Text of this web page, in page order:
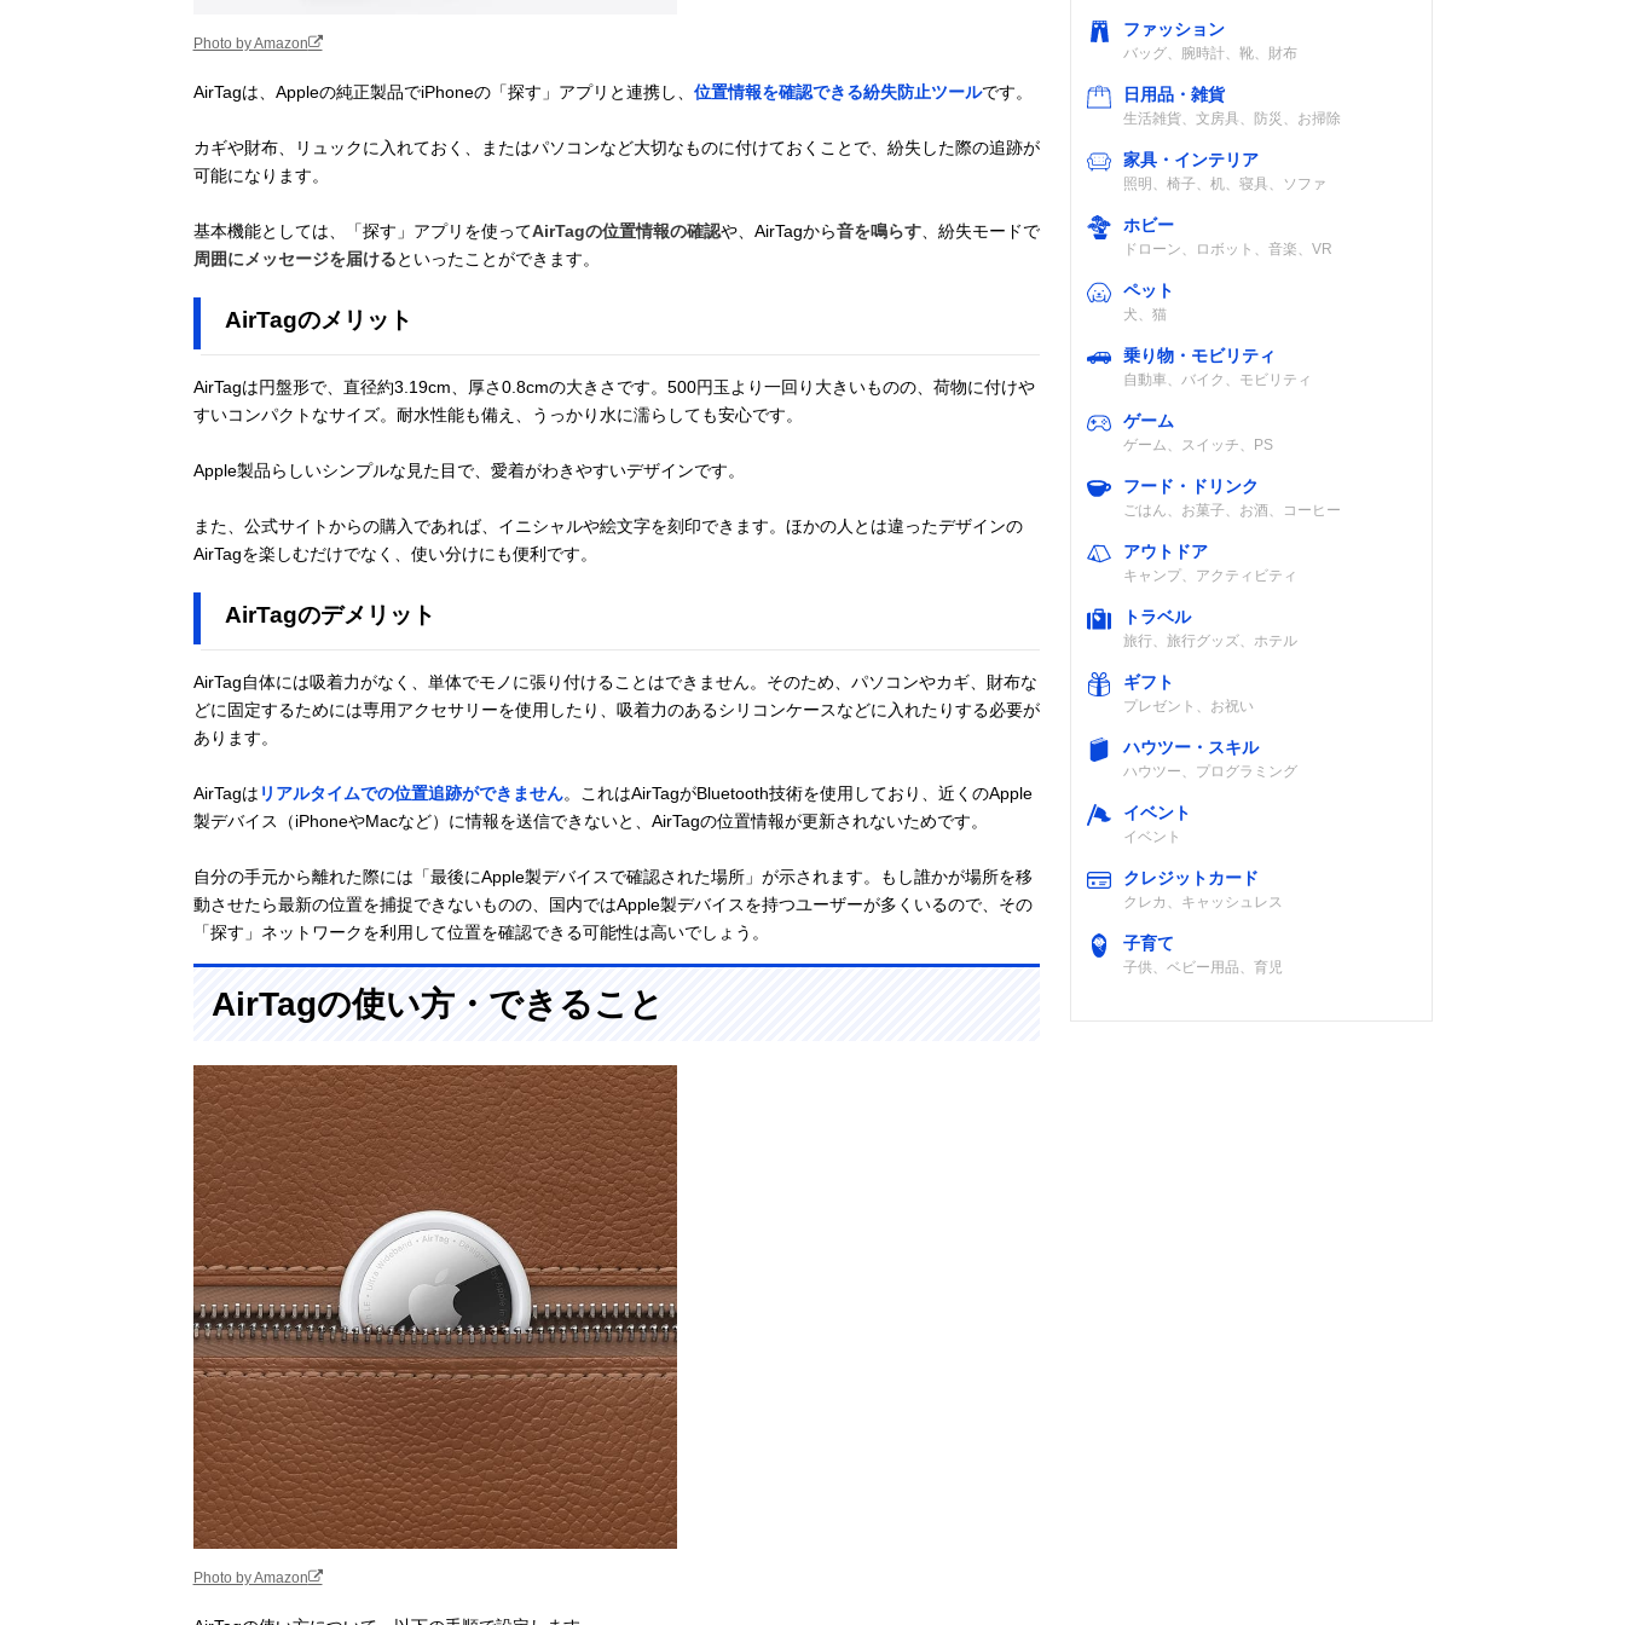
Photo by Amazon
AirTagは、Appleの純正製品でiPhoneの「探す」アプリと連携し、 位置情報を確認できる紛失防止ツールです。
カギや財布、リュックに入れておく、またはパソコンなど大切なものに付けておくことで、紛失した際の追跡が
可能になります。
基本機能としては、「探す」アプリを使ってAirTagの位置情報の確認や、AirTagから音を鳴らす、紛失モードで
周囲にメッセージを届けるといったことができます。
AirTagのメリット
AirTagは円盤形で、直径約3.19cm、厚さ0.8cmの大きさです。500円玉より一回り大きいものの、荷物に付けや
すいコンパクトなサイズ。耐水性能も備え、うっかり水に濡らしても安心です。
Apple製品らしいシンプルな見た目で、愛着がわきやすいデザインです。
また、公式サイトからの購入であれば、イニシャルや絵文字を刻印できます。ほかの人とは違ったデザインの
AirTagを楽しむだけでなく、使い分けにも便利です。
AirTagのデメリット
AirTag自体には吸着力がなく、単体でモノに張り付けることはできません。そのため、パソコンやカギ、財布な
どに固定するためには専用アクセサリーを使用したり、吸着力のあるシリコンケースなどに入れたりする必要が
あります。
AirTagは リアルタイムでの位置追跡ができません。これはAirTagがBluetooth技術を使用しており、近くのApple
製デバイス（iPhoneやMacなど）に情報を送信できないと、AirTagの位置情報が更新されないためです。
自分の手元から離れた際には「最後にApple製デバイスで確認された場所」が示されます。もし誰かが場所を移
動させたら最新の位置を捕捉できないものの、国内ではApple製デバイスを持つユーザーが多くいるので、その
「探す」ネットワークを利用して位置を確認できる可能性は高いでしょう。
AirTagの使い方・できること
Photo by Amazon
ファッション
バッグ、腕時計、靴、財布
日用品・雑貨
生活雑貨、文房具、防災、お掃除
家具・インテリア
照明、椅子、机、寝具、ソファ
ホビー
ドローン、ロボット、音楽、VR
ペット
犬、猫
乗り物・モビリティ
自動車、バイク、モビリティ
ゲーム
ゲーム、スイッチ、PS
フード・ドリンク
ごはん、お菓子、お酒、コーヒー
アウトドア
キャンプ、アクティビティ
トラベル
旅行、旅行グッズ、ホテル
ギフト
プレゼント、お祝い
ハウツー・スキル
ハウツー、プログラミング
イベント
イベント
クレジットカード
クレカ、キャッシュレス
子育て
子供、ベビー用品、育児